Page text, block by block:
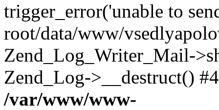
trigger_error('unable to
root/data/www/
Zend_Log_Writer_Mail-
Zend_Log->__destruct()
/var/www/www-